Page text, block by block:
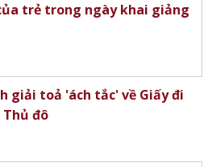
trẻ trong ngày khai giảng
giải toả 'ách tắc' về Giấy đi
đô